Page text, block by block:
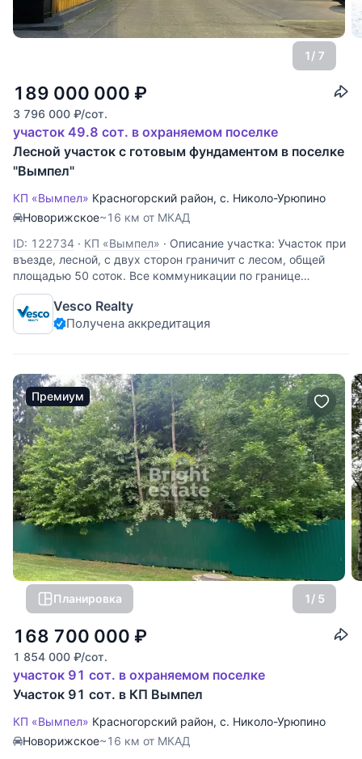
1/ 7
189 000 000 ₽
3 796 000 ₽/сот.
участок 49.8 сот. в охраняемом поселке
Лесной участок с готовым фундаментом в поселке
"Вымпел"
КП «Вымпел» Красногорский район, с. Николо-Урюпино
Новорижское~16 км от МКАД
ID: 122734 · КП «Вымпел» · Описание участка: Участок при
въезде, лесной, с двух сторон граничит с лесом, общей
площадью 50 соток. Все коммуникации по границе
участка, газ, вода, канализация. На участке имеется
фундамент под дом с цокольным этажом, примерная
площадь около
Vesco Realty
Получена аккредитация
Премиум
Планировка 1/ 5
168 700 000 ₽
1 854 000 ₽/сот.
участок 91 сот. в охраняемом поселке
Участок 91 сот. в КП Вымпел
КП «Вымпел» Красногорский район, с. Николо-Урюпино
Новорижское~16 км от МКАД